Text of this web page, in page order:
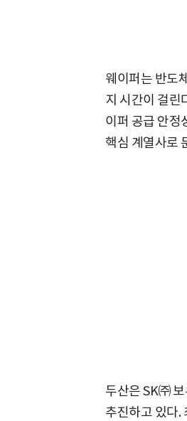
웨이퍼는 반도
지 시간이 걸린
이퍼 공급 안정
핵심 계열사로
두산은 SK㈜
추진하고 있다.